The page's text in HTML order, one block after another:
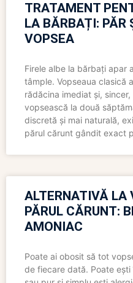
TRATAMENT
LA BĂRBAȚI: PĂR
VOPSEA
Firele albe la bărbați apar
tâmple. Vopseaua clasică
rădăcina imediat și,
vopsească la două
discretă și mai naturală,
părul cărunt gândit exact
ALTERNATIVĂ LA
PĂRUL CĂRUNT:
AMONIAC
Poate ai obosit să tot
de fiecare dată. Poate